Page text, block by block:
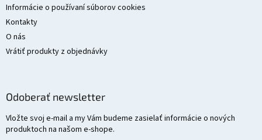
Informácie o používaní súborov cookies
Kontakty
O nás
Vrátiť produkty z objednávky
Odoberať newsletter
Vložte svoj e-mail a my Vám budeme zasielať informácie o nových
produktoch na našom e-shope.